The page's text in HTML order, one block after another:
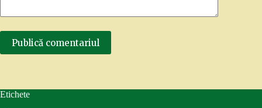
Publică comentariul
Etichete